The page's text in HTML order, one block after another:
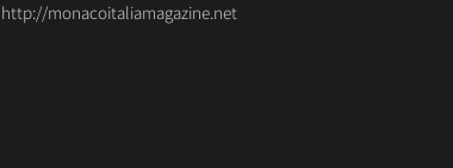
http://monacoitaliamagazine.net